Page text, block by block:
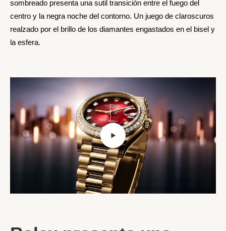
sombreado presenta una sutil transición entre el fuego del
centro y la negra noche del contorno. Un juego de claroscuros
realzado por el brillo de los diamantes engastados en el bisel y
la esfera.